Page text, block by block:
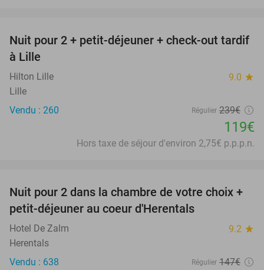
50%
Nuit pour 2 + petit-déjeuner + check-out tardif
à Lille
Hilton Lille 9.0 star
Lille
Vendu : 260
Régulier 239€
119€
Hors taxe de séjour d'environ 2,75€ p.p.p.n.
43%
Nuit pour 2 dans la chambre de votre choix +
petit-déjeuner au coeur d'Herentals
Hotel De Zalm 9.2 star
Herentals
Vendu : 638
Régulier 147€